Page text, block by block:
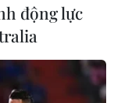
động lực